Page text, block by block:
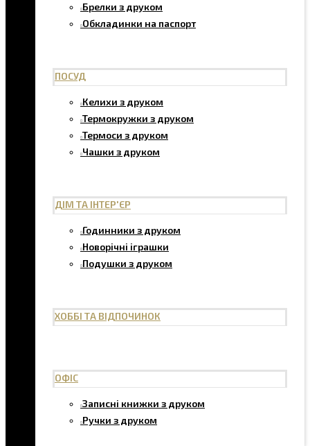
Брелки з друком
Обкладинки на паспорт
ПОСУД
Келихи з друком
Термокружки з друком
Термоси з друком
Чашки з друком
ДІМ ТА ІНТЕР'ЄР
Годинники з друком
Новорічні іграшки
Подушки з друком
ХОББІ ТА ВІДПОЧИНОК
ОФІС
Записні книжки з друком
Ручки з друком